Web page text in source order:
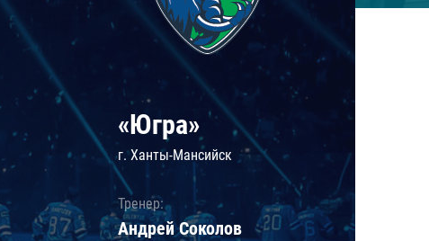
«Югра»
г. Ханты-Мансийск
Тренер:
Андрей Соколов